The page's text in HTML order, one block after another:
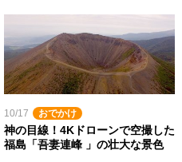
10/17 おでかけ
神の目線！4Kドローンで空撮した
福島「吾妻連峰 」の壮大な景色